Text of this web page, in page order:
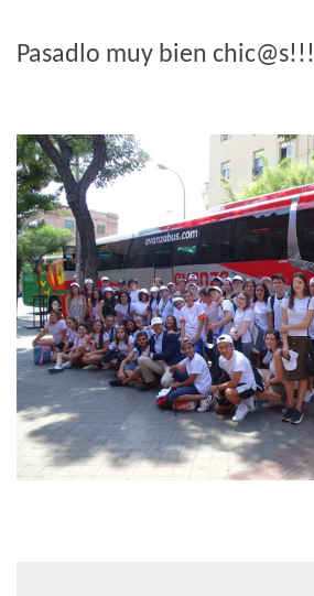
Pasadlo muy bien chic@s!!!